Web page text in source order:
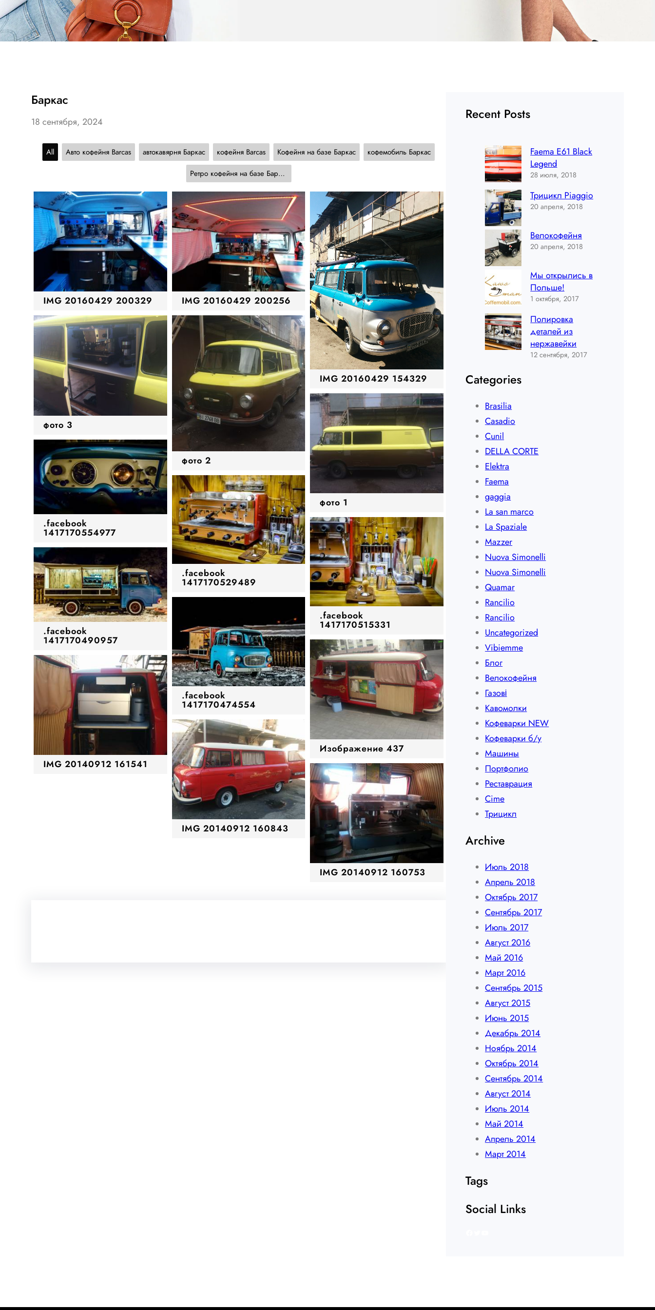
Баркас
18 сентября, 2024
All Авто кофейня Barcas автокавярня Баркас кофейня Barcas Кофейня на базе Баркас
кофемобиль Баркас
Ретро кофейня на базе Баркас
IMG 20160429 200329
фото 3
.facebook
1417170554977
.facebook
1417170490957
IMG 20140912 161541
IMG 20160429 200256
фото 2
.facebook
1417170529489
.facebook
1417170474554
IMG 20140912 160843
IMG 20160429 154329
фото 1
.facebook
1417170515331
Изображение 437
IMG 20140912 160753
Recent Posts
Faema E61 Black
Legend
28 июля, 2018
Трицикл Piaggio
20 апреля, 2018
Велокофейня
20 апреля, 2018
Мы открылись в
Польше!
1 октября, 2017
Полировка
деталей из
нержавейки
12 сентября, 2017
Categories
Brasilia
Casadio
Cunil
DELLA CORTE
Elektra
Faema
gaggia
La san marco
La Spaziale
Mazzer
Nuova Simonelli
Nuova Simonelli
Quamar
Rancilio
Rancilio
Uncategorized
Vibiemme
Блог
Велокофейня
Газові
Кавомолки
Кофеварки NEW
Кофеварки б/у
Машины
Портфолио
Реставрация
Сime
Трицикл
Archive
Июль 2018
Апрель 2018
Октябрь 2017
Сентябрь 2017
Июль 2017
Август 2016
Май 2016
Март 2016
Сентябрь 2015
Август 2015
Июнь 2015
Декабрь 2014
Ноябрь 2014
Октябрь 2014
Сентябрь 2014
Август 2014
Июль 2014
Май 2014
Апрель 2014
Март 2014
Tags
Social Links